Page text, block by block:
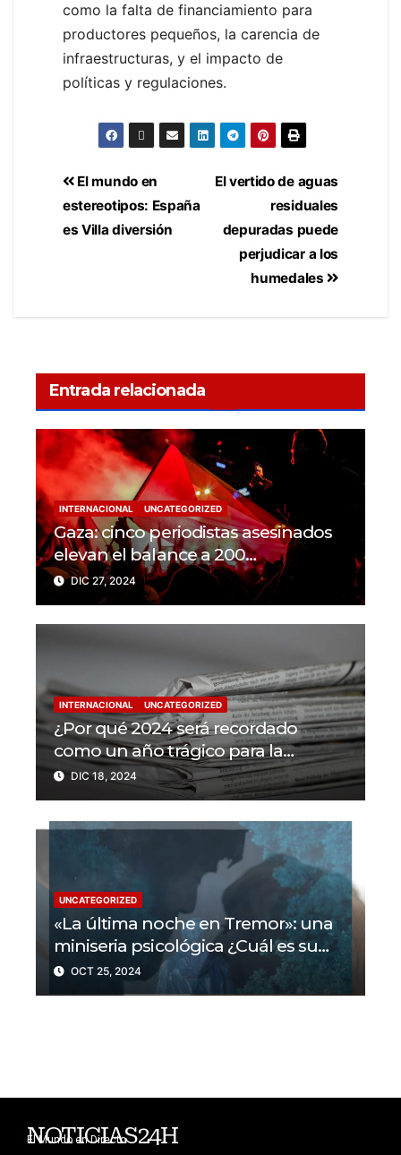
como la falta de financiamiento para
productores pequeños, la carencia de
infraestructuras, y el impacto de
políticas y regulaciones.
El vertido de aguas
residuales
depuradas puede
perjudicar a los
humedales
El mundo en
estereotipos: España
es Villa diversión
Entrada relacionada
INTERNACIONAL UNCATEGORIZED
Gaza: cinco periodistas asesinados
elevan el balance a 200
trabajadores de la prensa muertos
en 2024
DIC 27, 2024
INTERNACIONAL UNCATEGORIZED
¿Por qué 2024 será recordado
como un año trágico para la
libertad de prensa? Un tercio de los
periodistas asesinados por Israel
DIC 18, 2024
UNCATEGORIZED
«La última noche en Tremor»: una
miniseria psicológica ¿Cuál es su
trama?
OCT 25, 2024
NOTICIAS24H
El Mundo en Directo